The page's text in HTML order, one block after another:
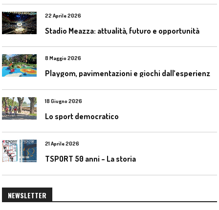
22 Aprile 2026
Stadio Meazza: attualità, futuro e opportunità
8 Maggio 2026
18 Giugno 2026
Lo sport democratico
21 Aprile 2026
TSPORT 50 anni – La storia
NEWSLETTER